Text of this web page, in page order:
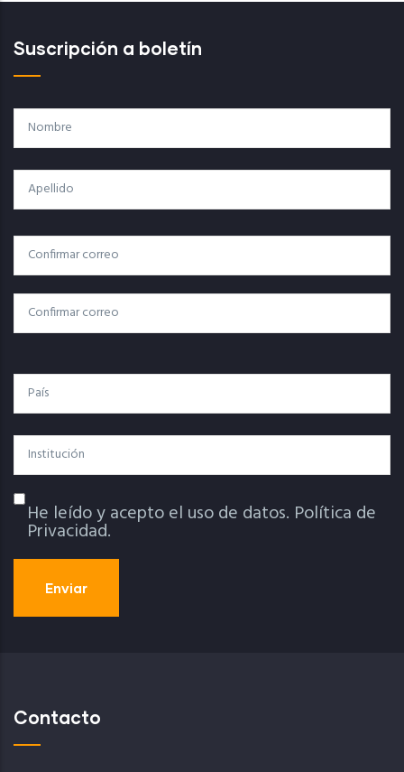
Suscripción a boletín
Nombre
Apellido
Correo
Electrónico
Correo Electrónico
Confirmar Correo
País
Institución
Política De Privacidad
He leído y acepto el uso de datos. Política de
Privacidad.
Contacto